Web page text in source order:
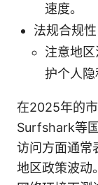
速度。
法规合规性
注意地
护个人隐
在2025年的
Surfshark等
访问方面通常
地区政策波动